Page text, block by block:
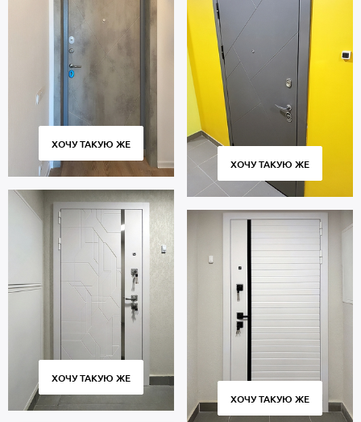
ХОЧУ ТАКУЮ ЖЕ
ХОЧУ ТАКУЮ ЖЕ
ХОЧУ ТАКУЮ ЖЕ
ХОЧУ ТАКУЮ ЖЕ